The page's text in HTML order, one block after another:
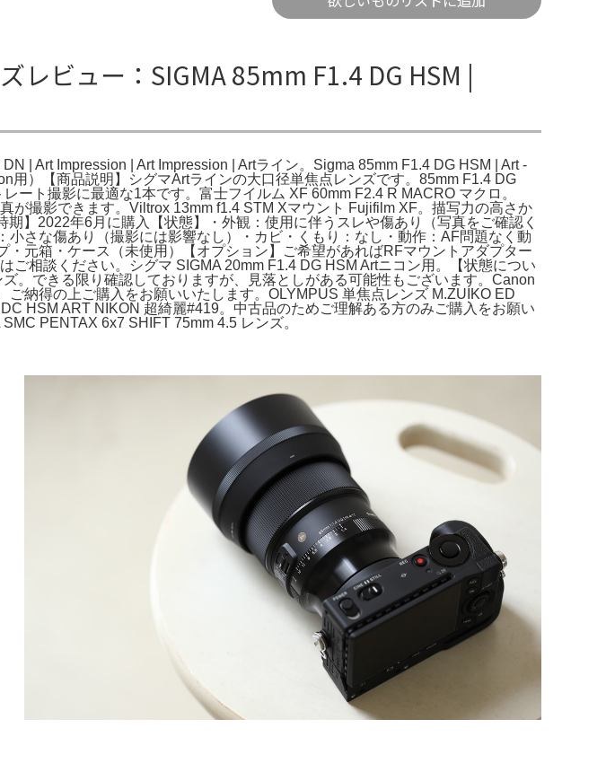
レビュー：SIGMA 85mm F1.4 DG HSM |
| Art Impression | Art Impression | Artライン。Sigma 85mm F1.4 DG HSM | Art -
）【商品説明】シグマArtラインの大口径単焦点レンズです。85mm F1.4 DG
ート撮影に最適な1本です。富士フイルム XF 60mm F2.4 R MACRO マクロ。
撮影できます。Viltrox 13mm f1.4 STM Xマウント Fujifilm XF。描写力の高さか
】2022年6月に購入【状態】・外観：使用に伴うスレや傷あり（写真をご確認く
さな傷あり（撮影には影響なし）・カビ・くもり：なし・動作：AF問題なく動
元箱・ケース（未使用）【オプション】ご希望があればRFマウントアダプター
相談ください。シグマ SIGMA 20mm F1.4 DG HSM Artニコン用。【状態につい
。できる限り確認しておりますが、見落としがある可能性もございます。Canon
納得の上ご購入をお願いいたします。OLYMPUS 単焦点レンズ M.ZUIKO ED
HSM ART NIKON 超綺麗#419。中古品のためご理解ある方のみご購入をお願い
PENTAX 6x7 SHIFT 75mm 4.5 レンズ。